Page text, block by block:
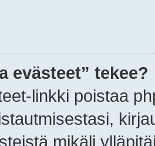
evästeet” tekee?
linkki poistaa
mikäli